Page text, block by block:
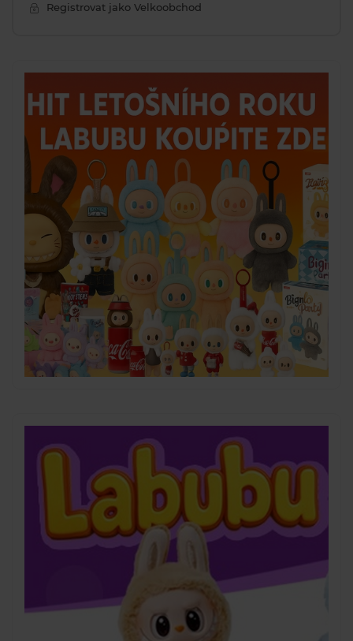
Registrovat jako Velkoobchod